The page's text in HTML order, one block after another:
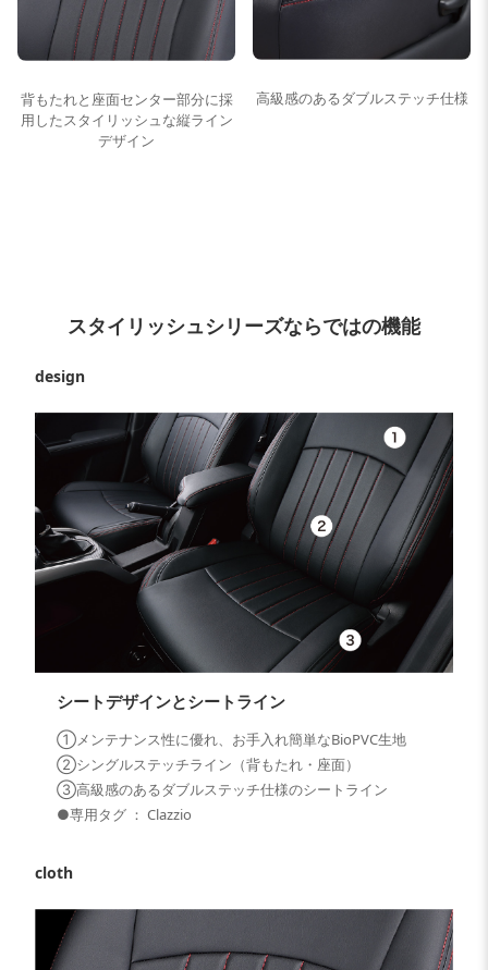
背もたれと座面センター部分に採
用したスタイリッシュな縦ライン
デザイン
高級感のあるダブルステッチ仕様
スタイリッシュシリーズならではの機能
design
シートデザインとシートライン
①メンテナンス性に優れ、お手入れ簡単なBioPVC生地
②シングルステッチライン（背もたれ・座面）
③高級感のあるダブルステッチ仕様のシートライン
●専用タグ ： Clazzio
cloth